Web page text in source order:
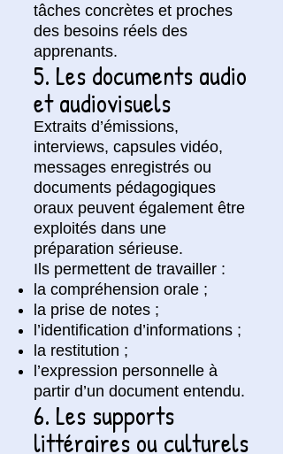
tâches concrètes et proches
des besoins réels des
apprenants.
5. Les documents audio
et audiovisuels
Extraits d’émissions,
interviews, capsules vidéo,
messages enregistrés ou
documents pédagogiques
oraux peuvent également être
exploités dans une
préparation sérieuse.
Ils permettent de travailler :
la compréhension orale ;
la prise de notes ;
l’identification d’informations ;
la restitution ;
l’expression personnelle à
partir d’un document entendu.
6. Les supports
littéraires ou culturels